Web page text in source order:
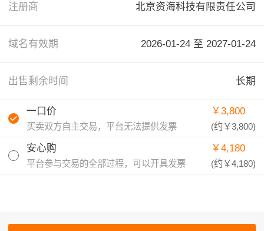
注册商 北京资海科技有限责任公司
域名有效期 2026-01-24 至 2027-01-24
出售剩余时间 长期
一口价
买卖双方自主交易，平台无法提供发票
￥3,800
(约￥3,800)
安心购
平台参与交易的全部过程，可以开具发票
￥4,180
(约￥4,180)